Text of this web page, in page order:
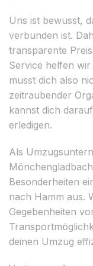
Uns ist bewusst,
verbunden ist.
transparente
Service helfen
musst dich also
zeitraubender
kannst dich
erledigen.
Als
Besonderheiten
nach Hamm aus.
Gegebenheiten
deinen Umzug